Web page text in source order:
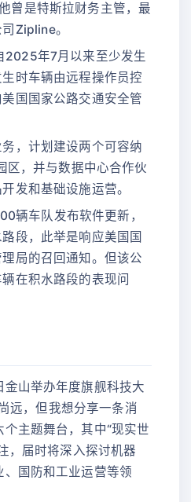
曾是特斯拉财务主管，最
Zipline。
年7月以来至少发生
时车辆由远程操作员控
国国家公路交通安全管
，计划建设两个可容纳
区，并与数据中心合作伙
发和基础设施运营。
辆车队发布软件更新，
段，此举是响应美国国
局的召回通知。但该公
在积水路段的表现问
山举办年度旗舰科技大
远，但我想分享一条消
主题舞台，其中“现实世
，届时将深入探讨机器
国防和工业运营等领